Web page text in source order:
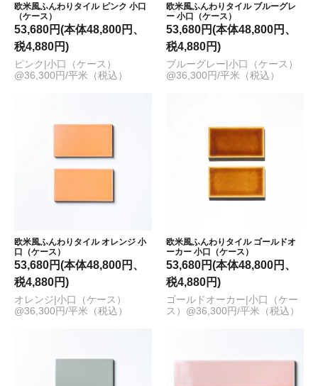
欧米風ふんわりタイル ピンク 小口
（ケース）
53,680円(本体48,800円、
税4,880円)
ピンク|小口（ケース）
@36,300円/平米（税込）
欧米風ふんわりタイル ブルーグレ
ー 小口（ケース）
53,680円(本体48,800円、
税4,880円)
ブルーグレー|小口（ケース）
@36,300円/平米（税込）
欧米風ふんわりタイル オレンジ 小
口（ケース）
53,680円(本体48,800円、
税4,880円)
オレンジ|小口（ケース）
@36,300円/平米（税込）
欧米風ふんわりタイル ゴールドオ
ーカー 小口（ケース）
53,680円(本体48,800円、
税4,880円)
ゴールドオーカー|小口（ケー
ス）@36,300円/平米（税込）